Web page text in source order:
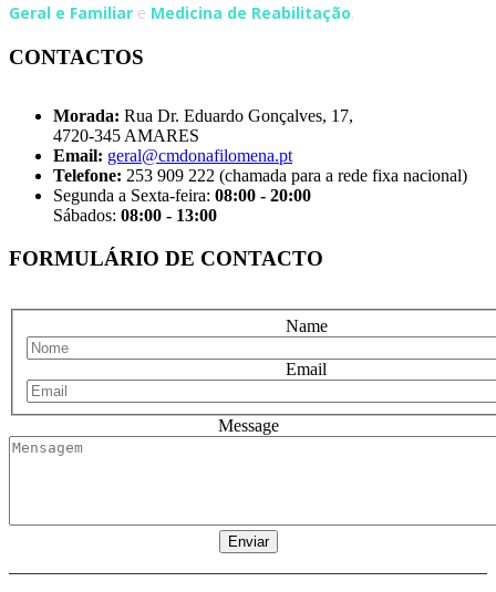
Geral e Familiar e Medicina de Reabilitação.
CONTACTOS
Morada: Rua Dr. Eduardo Gonçalves, 17,
4720-345 AMARES
Email: geral@cmdonafilomena.pt
Telefone: 253 909 222 (chamada para a rede fixa nacional)
Segunda a Sexta-feira: 08:00 - 20:00
Sábados: 08:00 - 13:00
FORMULÁRIO DE CONTACTO
Name
Email
Message